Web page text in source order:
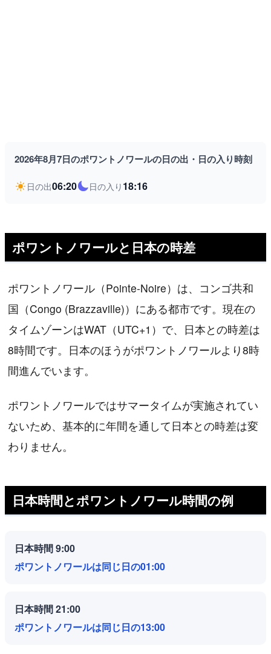
2026年8月7日のポワントノワールの日の出・日の入り時刻
日の出06:20 日の入り 18:16
ポワントノワールと日本の時差
ポワントノワール（Pointe-Noire）は、コンゴ共和
国（Congo (Brazzaville)）にある都市です。現在の
タイムゾーンはWAT（UTC+1）で、日本との時差は
8時間です。日本のほうがポワントノワールより8時
間進んでいます。
ポワントノワールではサマータイムが実施されてい
ないため、基本的に年間を通して日本との時差は変
わりません。
日本時間とポワントノワール時間の例
日本時間 9:00
ポワントノワールは同じ日の01:00
日本時間 21:00
ポワントノワールは同じ日の13:00